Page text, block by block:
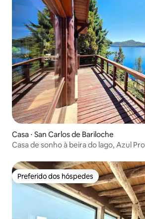
Casa ⋅ San Carlos de Bariloche
Casa de sonho à beira do lago, Azul
Preferido dos hóspedes
Preferido dos hóspedes